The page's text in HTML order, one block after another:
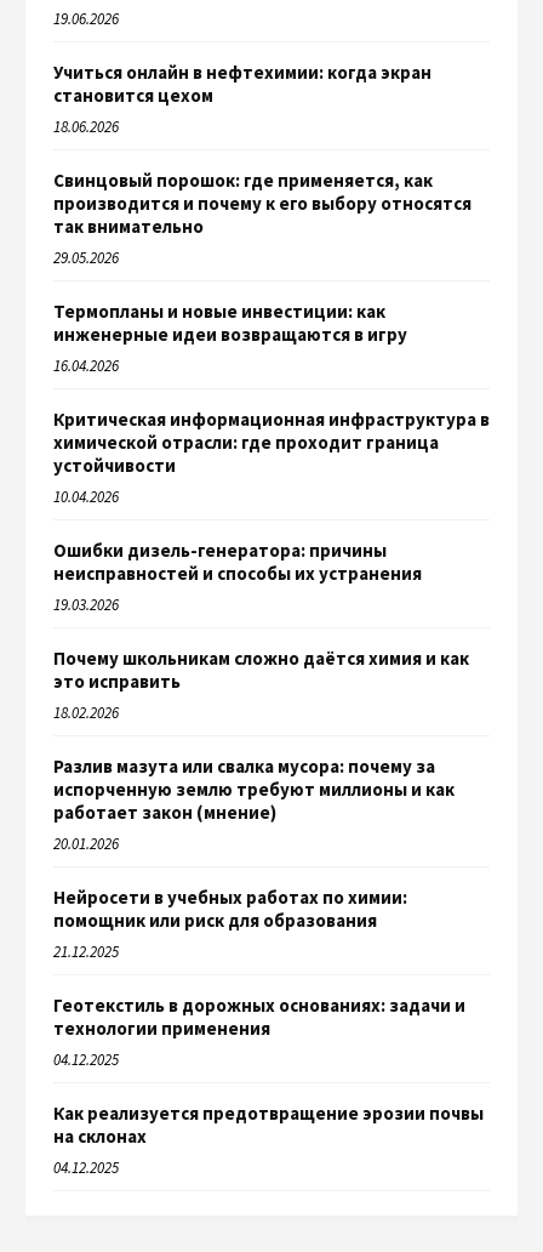
19.06.2026
Учиться онлайн в нефтехимии: когда экран
становится цехом
18.06.2026
Свинцовый порошок: где применяется, как
производится и почему к его выбору относятся
так внимательно
29.05.2026
Термопланы и новые инвестиции: как
инженерные идеи возвращаются в игру
16.04.2026
Критическая информационная инфраструктура в
химической отрасли: где проходит граница
устойчивости
10.04.2026
Ошибки дизель-генератора: причины
неисправностей и способы их устранения
19.03.2026
Почему школьникам сложно даётся химия и как
это исправить
18.02.2026
Разлив мазута или свалка мусора: почему за
испорченную землю требуют миллионы и как
работает закон (мнение)
20.01.2026
Нейросети в учебных работах по химии:
помощник или риск для образования
21.12.2025
Геотекстиль в дорожных основаниях: задачи и
технологии применения
04.12.2025
Как реализуется предотвращение эрозии почвы
на склонах
04.12.2025